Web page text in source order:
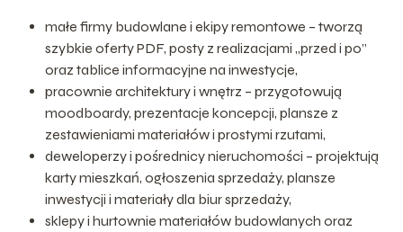
małe firmy budowlane i ekipy remontowe – tworzą
szybkie oferty PDF, posty z realizacjami „przed i po”
oraz tablice informacyjne na inwestycje,
pracownie architektury i wnętrz – przygotowują
moodboardy, prezentacje koncepcji, plansze z
zestawieniami materiałów i prostymi rzutami,
deweloperzy i pośrednicy nieruchomości – projektują
karty mieszkań, ogłoszenia sprzedaży, plansze
inwestycji i materiały dla biur sprzedaży,
sklepy i hurtownie materiałów budowlanych oraz